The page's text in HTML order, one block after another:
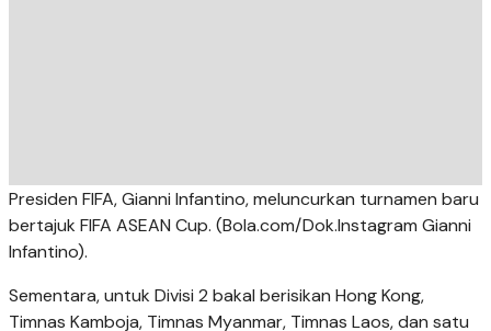
Presiden FIFA, Gianni Infantino, meluncurkan turnamen baru
bertajuk FIFA ASEAN Cup. (Bola.com/Dok.Instagram Gianni
Infantino).
Sementara, untuk Divisi 2 bakal berisikan Hong Kong,
Timnas Kamboja, Timnas Myanmar, Timnas Laos, dan satu